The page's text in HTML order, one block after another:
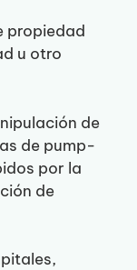
propiedad
u otro
de
de pump-
por la
de